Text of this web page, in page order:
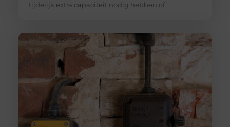
tijdelijk extra capaciteit nodig hebben of